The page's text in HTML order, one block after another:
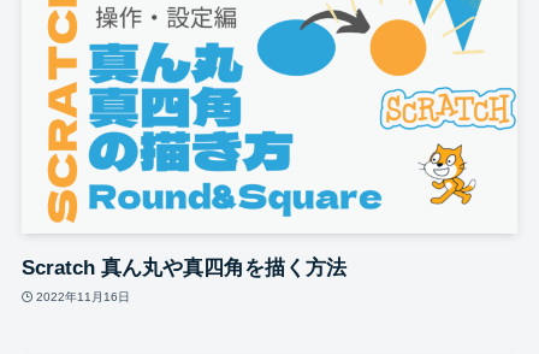
Scratch 真ん丸や真四角を描く方法
2022年11月16日